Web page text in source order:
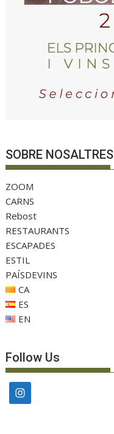
SOBRE NOSALTRES
ZOOM
CARNS
Rebost
RESTAURANTS
ESCAPADES
ESTIL
PAÍSDEVINS
CA
ES
EN
Follow Us